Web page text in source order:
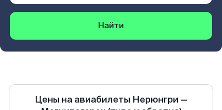
Найти
Цены на авиабилеты Нерюнгри —